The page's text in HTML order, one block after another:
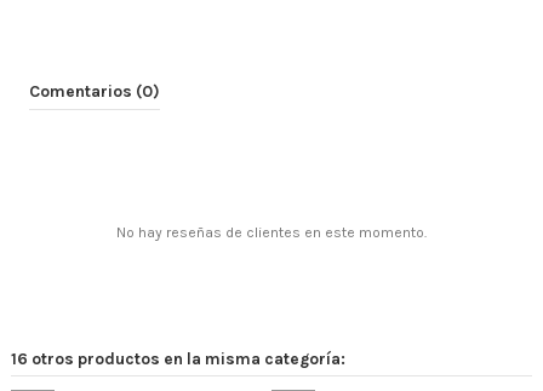
Comentarios (0)
No hay reseñas de clientes en este momento.
16 otros productos en la misma categoría: